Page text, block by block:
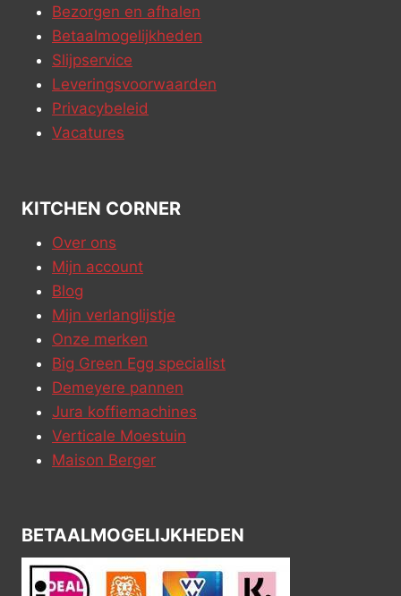
Bezorgen en afhalen
Betaalmogelijkheden
Slijpservice
Leveringsvoorwaarden
Privacybeleid
Vacatures
KITCHEN CORNER
Over ons
Mijn account
Blog
Mijn verlanglijstje
Onze merken
Big Green Egg specialist
Demeyere pannen
Jura koffiemachines
Verticale Moestuin
Maison Berger
BETAALMOGELIJKHEDEN